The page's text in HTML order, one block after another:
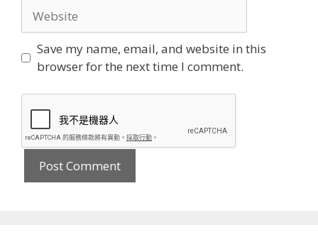
Save my name, email, and website in this
browser for the next time I comment.